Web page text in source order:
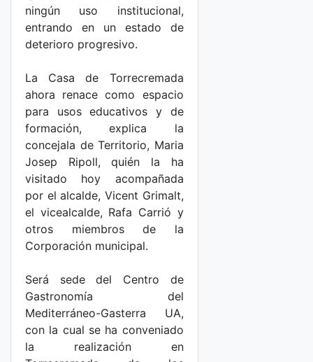
ningún uso institucional,
entrando en un estado de
deterioro progresivo.
La Casa de Torrecremada
ahora renace como espacio
para usos educativos y de
formación, explica la
concejala de Territorio, Maria
Josep Ripoll, quién la ha
visitado hoy acompañada
por el alcalde, Vicent Grimalt,
el vicealcalde, Rafa Carrió y
otros miembros de la
Corporación municipal.
Será sede del Centro de
Gastronomía del
Mediterráneo-Gasterra UA,
con la cual se ha conveniado
la realización en